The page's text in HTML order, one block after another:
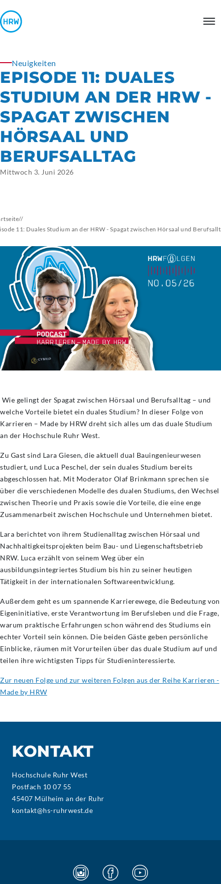
Neuigkeiten
EPISODE 11: DUALES
STUDIUM AN DER HRW -
SPAGAT ZWISCHEN
HÖRSAAL UND
BERUFSALLTAG
Mittwoch 3. Juni 2026
//
11: Duales Studium an der HRW - Spagat zwischen Hörsaal und
Wie gelingt der Spagat zwischen Hörsaal und Berufsalltag – und
welche Vorteile bietet ein duales Studium? In dieser Folge von
Karrieren – Made by HRW dreht sich alles um das duale Studium
an der Hochschule Ruhr West.
Zu Gast sind Lara Giesen, die aktuell dual Bauingenieurwesen
studiert, und Luca Peschel, der sein duales Studium bereits
abgeschlossen hat. Mit Moderator Olaf Brinkmann sprechen sie
über die verschiedenen Modelle des dualen Studiums, den Wechsel
zwischen Theorie und Praxis sowie die Vorteile, die eine enge
Zusammenarbeit zwischen Hochschule und Unternehmen bietet.
Lara berichtet von ihrem Studienalltag zwischen Hörsaal und
Nachhaltigkeitsprojekten beim Bau- und Liegenschaftsbetrieb
NRW. Luca erzählt von seinem Weg über ein
ausbildungsintegriertes Studium bis hin zu seiner heutigen
Tätigkeit in der internationalen Softwareentwicklung.
Außerdem geht es um spannende Karrierewege, die Bedeutung von
Eigeninitiative, erste Verantwortung im Berufsleben und die Frage,
warum praktische Erfahrungen schon während des Studiums ein
echter Vorteil sein können. Die beiden Gäste geben persönliche
Einblicke, räumen mit Vorurteilen über das duale Studium auf und
teilen ihre wichtigsten Tipps für Studieninteressierte.
Zur neuen Folge und zur weiteren Folgen aus der Reihe Karrieren -
Made by HRW
KONTAKT
Hochschule Ruhr West
Postfach 10 07 55
45407 Mülheim an der Ruhr
kontakt@hs-ruhrwest.de